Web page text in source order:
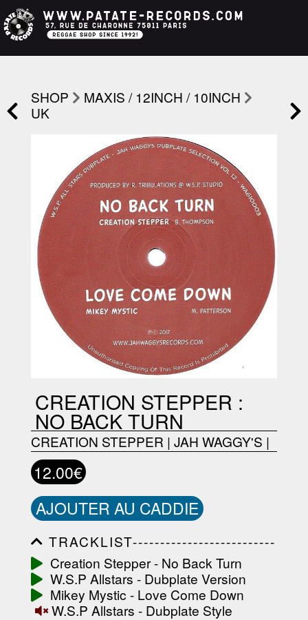
SHOP
MAXIS / 12INCH / 10INCH
UK
CREATION STEPPER :
NO BACK TURN
CREATION STEPPER | JAH WAGGY'S |
12.00€
AJOUTER AU CADDIE
TRACKLIST--------------------------
-----------------------------------------
-----------------------------------------
-----------------------------------------
-----------------------------------------
-------------------
Creation Stepper - No Back Turn
W.S.P Allstars - Dubplate Version
Mikey Mystic - Love Come Down
W.S.P Allstars - Dubplate Style